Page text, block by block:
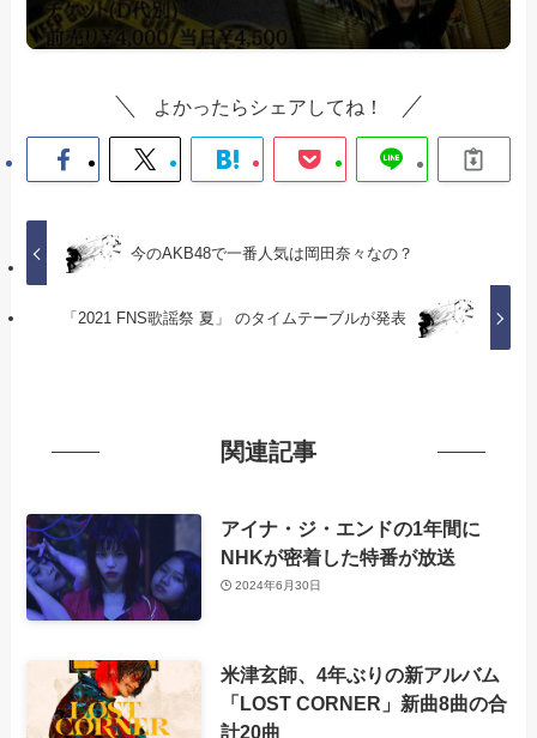
よかったらシェアしてね！
今のAKB48で一番人気は岡田奈々なの？
「2021 FNS歌謡祭 夏」 のタイムテーブルが発表
関連記事
アイナ・ジ・エンドの1年間に
NHKが密着した特番が放送
2024年6月30日
米津玄師、4年ぶりの新アルバム
「LOST CORNER」新曲8曲の合
計20曲